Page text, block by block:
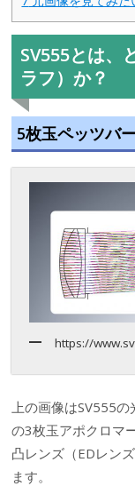
SV555とは、
ラフ）か？
5枚玉ペッツバ
https://
上の画像はSV555
の3枚玉アポクロマ
凸レンズ（EDレン
ます。